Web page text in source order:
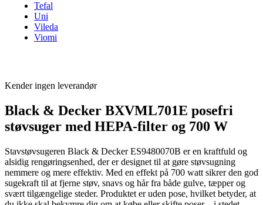
Tefal
Uni
Vileda
Viomi
Kender ingen leverandør
Black & Decker BXVML701E posefri
støvsuger med HEPA-filter og 700 W
Stavstøvsugeren Black & Decker ES9480070B er en kraftfuld og
alsidig rengøringsenhed, der er designet til at gøre støvsugning
nemmere og mere effektiv. Med en effekt på 700 watt sikrer den god
sugekraft til at fjerne støv, snavs og hår fra både gulve, tæpper og
svært tilgængelige steder. Produktet er uden pose, hvilket betyder, at